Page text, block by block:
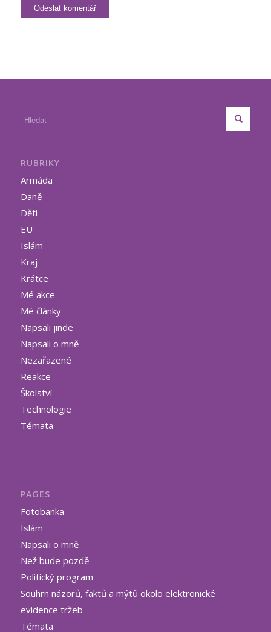
RUBRIKY
Armáda
Daně
Děti
EU
Islám
Kraj
Krátce
Mé akce
Mé články
Napsali jinde
Napsali o mně
Nezařazené
Reakce
Školství
Technologie
Témata
PAGES
Fotobanka
Islám
Napsali o mně
Než bude pozdě
Politický program
Souhrn názorů, faktů a mýtů okolo elektronické
evidence tržeb
Témata